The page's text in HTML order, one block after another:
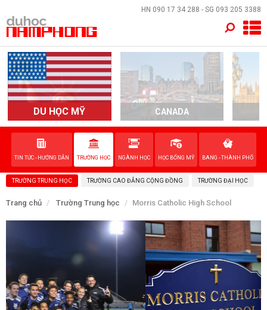
HN 090 17 34 288 - SG 093 205 3388
DU HỌC MỸ CANADA
TIN TỨC - HƯỚNG DẪN TRƯỜNG HỌC NGÀNH HỌC HỌC BỔNG MỸ BANG - THÀNH PHỐ
TRƯỜNG TRUNG HỌC TRƯỜNG CAO ĐẲNG CỘNG ĐỒNG TRƯỜNG ĐẠI HỌC
Trang chủ Trường Trung học Morris Catholic High School
×
TRANG CHỦ
QUỐC GIA
EVENTS
DỊCH VỤ
VỀ NAM PHONG